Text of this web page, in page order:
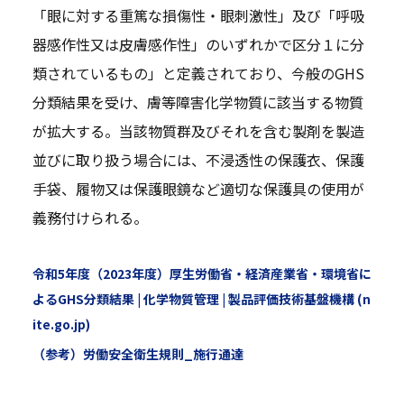
「眼に対する重篤な損傷性・眼刺激性」及び「呼吸
器感作性又は皮膚感作性」のいずれかで区分１に分
類されているもの」と定義されており、今般のGHS
分類結果を受け、膚等障害化学物質に該当する物質
が拡大する。当該物質群及びそれを含む製剤を製造
並びに取り扱う場合には、不浸透性の保護衣、保護
手袋、履物又は保護眼鏡など適切な保護具の使用が
義務付けられる。
令和5年度（2023年度）厚生労働省・経済産業省・環境省に
よるGHS分類結果 | 化学物質管理 | 製品評価技術基盤機構 (n
ite.go.jp)
（参考）労働安全衛生規則_施行通達